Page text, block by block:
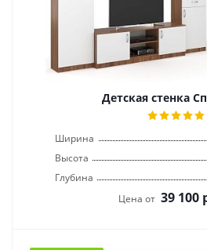
Детская стенка
Ширина
Высота
Глубина
Цена от 39 100